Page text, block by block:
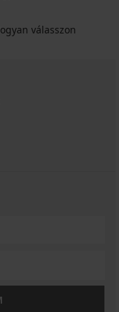
válasszon